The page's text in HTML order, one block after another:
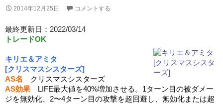
2014年12月25日 コメントする
最終更新日：2022/03/14
トレードOK
キリエ＆アミタ
[クリスマスシスターズ]
AS名 クリスマスシスターズ
AS効果 LIFE最大値を40%増加させる。1ターン目の被ダメー
ジを無効化、2〜4ターン目の攻撃を超回避し、無効化または超